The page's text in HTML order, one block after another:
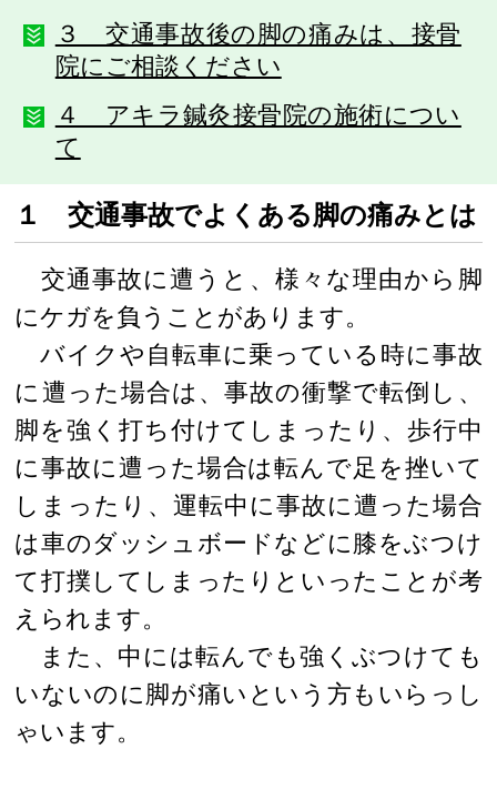
３ 交通事故後の脚の痛みは、接骨
院にご相談ください
４ アキラ鍼灸接骨院の施術につい
て
１ 交通事故でよくある脚の痛みとは
交通事故に遭うと、様々な理由から脚
にケガを負うことがあります。
バイクや自転車に乗っている時に事故
に遭った場合は、事故の衝撃で転倒し、
脚を強く打ち付けてしまったり、歩行中
に事故に遭った場合は転んで足を挫いて
しまったり、運転中に事故に遭った場合
は車のダッシュボードなどに膝をぶつけ
て打撲してしまったりといったことが考
えられます。
また、中には転んでも強くぶつけても
いないのに脚が痛いという方もいらっし
ゃいます。